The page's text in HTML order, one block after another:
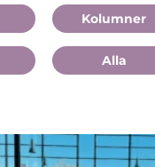
Kolumner
Alla